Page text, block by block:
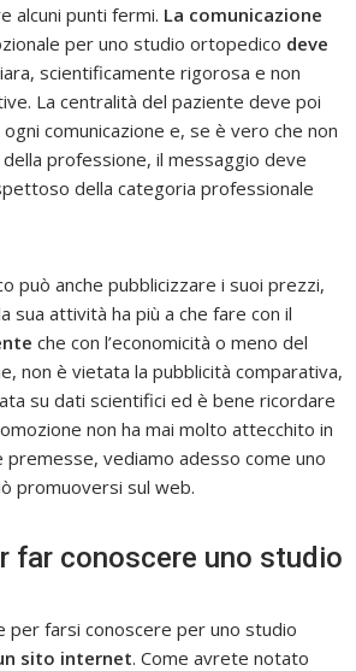
alcuni punti fermi. La comunicazione
per uno studio ortopedico deve
scientificamente rigorosa e non
La centralità del paziente deve poi
comunicazione e, se è vero che non
professione, il messaggio deve
della categoria professionale
può anche pubblicizzare i suoi prezzi,
sua attività ha più a che fare con il
che con l’economicità o meno del
non è vietata la pubblicità comparativa,
su dati scientifici ed è bene ricordare
non ha mai molto attecchito in
premesse, vediamo adesso come uno
promuoversi sul web.
far conoscere uno studio
per farsi conoscere per uno studio
sito internet. Come avrete notato